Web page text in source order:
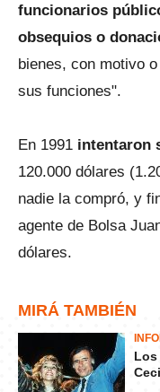
funcionarios
obsequios o
bienes, con motivo
sus funciones".
En 1991 intentaron
120.000 dólares
nadie la compró, y
agente de Bolsa
dólares.
MIRÁ TAMBIÉN
Los